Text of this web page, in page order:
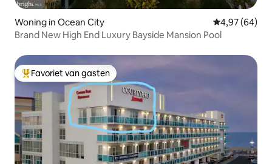
Woning in Ocean City Gemiddelde
4,97 (64)
Brand New High End Luxury Bayside Mansion Pool
Topfavoriet van gasten
Favoriet van gasten